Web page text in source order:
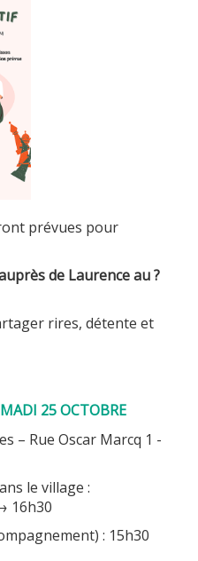
prévues pour
de Laurence au ?
rires, détente et
25 OCTOBRE
– Rue Oscar Marcq 1 -
le village :
16h30
: 15h30